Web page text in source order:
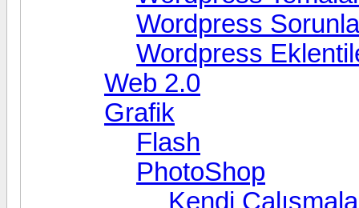
Wordpress
Wordpress
Web 2.0
Grafik
Flash
PhotoShop
Kendi